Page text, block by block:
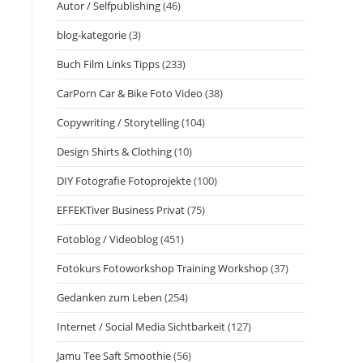
Autor / Selfpublishing(46)
blog-kategorie(3)
Buch Film Links Tipps(233)
CarPorn Car & Bike Foto Video (38)
Copywriting / Storytelling(104)
Design Shirts & Clothing(10)
DIY Fotografie Fotoprojekte(100)
EFFEKTiver Business Privat(75)
Fotoblog / Videoblog(451)
Fotokurs Fotoworkshop Training Workshop(37)
Gedanken zum Leben (254)
Internet / Social Media Sichtbarkeit(127)
Jamu Tee Saft Smoothie(56)